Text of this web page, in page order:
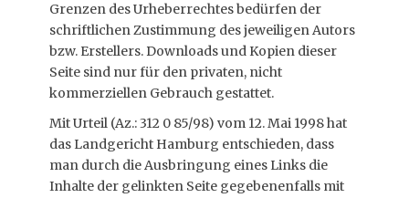
Grenzen des Urheberrechtes bedürfen der
schriftlichen Zustimmung des jeweiligen Autors
bzw. Erstellers. Downloads und Kopien dieser
Seite sind nur für den privaten, nicht
kommerziellen Gebrauch gestattet.
Mit Urteil (Az.: 312 0 85/98) vom 12. Mai 1998 hat
das Landgericht Hamburg entschieden, dass
man durch die Ausbringung eines Links die
Inhalte der gelinkten Seite gegebenenfalls mit